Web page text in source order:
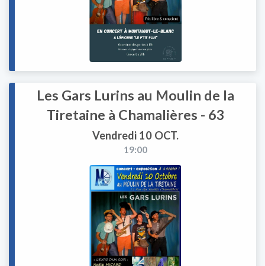
Les Gars Lurins au Moulin de la
Tiretaine à Chamalières - 63
Vendredi 10 OCT.
19:00